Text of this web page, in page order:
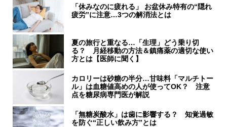
「休みなのに疲れる」 お盆休み特有の“隠れ
疲労”に注意…3つの解消法とは
夏の旅行と重なる…「生理」どう乗り切
る？ 月経移動の方法＆鎮痛薬の適切な使い
方とは【医師に聞く】
カロリーは砂糖の半分…甘味料「マルチトー
ル」は血糖値高めの人が使ってOK？ 注意
点を糖尿病専門医が解説
「無糖炭酸水」は歯に影響する？ 知覚過敏
を防ぐ“正しい飲み方”とは